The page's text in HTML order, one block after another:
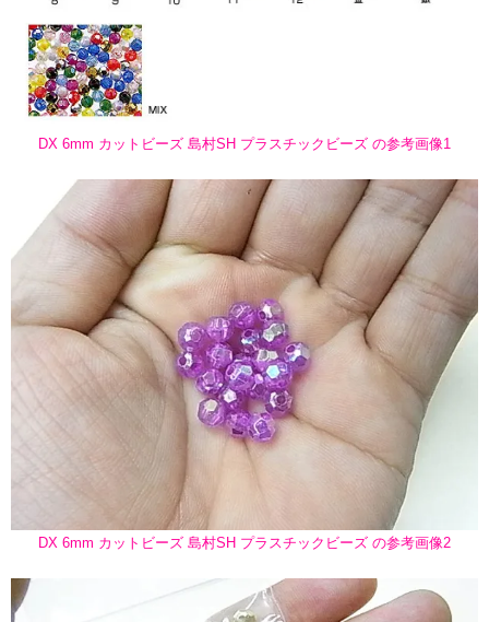
DX 6mm カットビーズ 島村SH プラスチックビーズ の参考画像1
DX 6mm カットビーズ 島村SH プラスチックビーズ の参考画像2